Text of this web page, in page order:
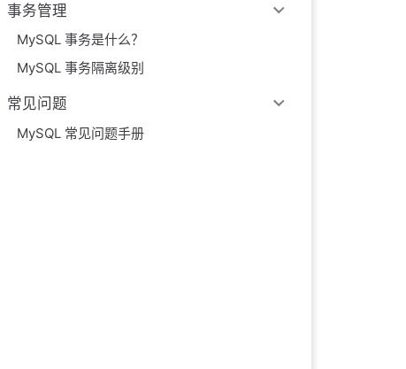
事务管理
MySQL 事务是什么？
MySQL 事务隔离级别
常见问题
MySQL 常见问题手册